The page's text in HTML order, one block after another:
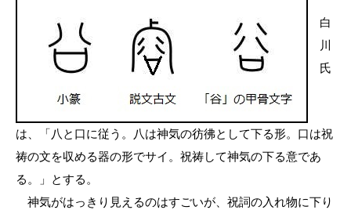
白
川
氏
は、「八と口に従う。八は神気の彷彿として下る形。口は祝
祷の文を収める器の形でサイ。祝祷して神気の下る意であ
る。」とする。
神気がはっきり見えるのはすごいが、祝詞の入れ物に下り